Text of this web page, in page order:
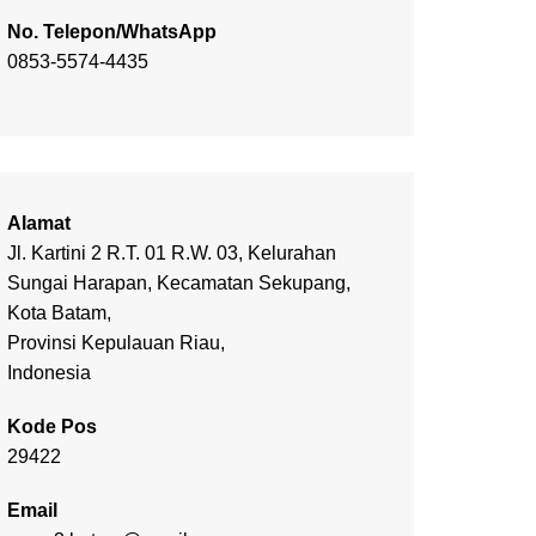
No. Telepon/WhatsApp
0853-5574-4435
Alamat
Jl. Kartini 2 R.T. 01 R.W. 03, Kelurahan
Sungai Harapan, Kecamatan Sekupang,
Kota Batam,
Provinsi Kepulauan Riau,
Indonesia
Kode Pos
29422
Email